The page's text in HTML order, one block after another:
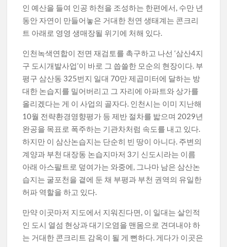
인 예산을 들여 인공 하천을 조성하는 한편에서, 수만 년
동안 자연이 만들어놓은 거대한 천연 생태계는 콘크리
트 아래로 영영 생매장될 위기에 처해 있다.
인천녹색연합이 전면 재검토를 촉구하고 나선 ‘삼산4지
구 도시개발사업’이 바로 그 씁쓸한 모순의 현장이다. 부
평구 삼산동 325번지 일대 70만 제곱미터에 달하는 방
대한 논습지를 밀어버리고 그 자리에 아파트와 상가를
올리겠다는 게 이 사업의 골자다. 인천시는 이미 지난해
10월 전략환경영향평가 등 제반 절차를 밟으며 2029년
완공을 목표로 폭주하는 기관차처럼 속도를 내고 있다.
하지만 이 삼산논습지는 단순히 빈 땅이 아니다. 주변의
계양과 부천 대장동 논습지마저 3기 신도시라는 이름
아래 아스팔트로 덮여가는 와중에, 그나마 남은 삼산논
습지는 굴포천을 곁에 둔 채 부평과 부천 권역의 유일한
허파 역할을 하고 있다.
만약 이곳마저 지도에서 지워진다면, 이 일대는 살인적
인 도시 열섬 현상과 대기오염을 맨몸으로 견뎌내야 하
는 거대한 콘크리트 감옥이 될 게 뻔하다. 게다가 이곳은